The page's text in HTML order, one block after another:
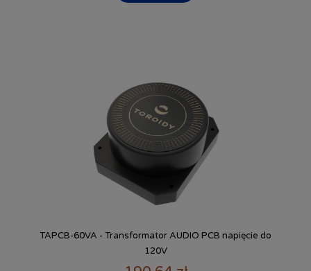
TAPCB-60VA - Transformator AUDIO PCB napięcie do
120V